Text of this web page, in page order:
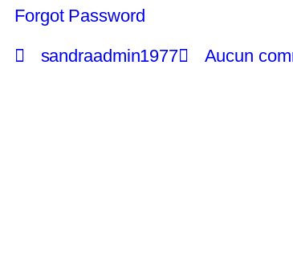
Forgot Password
sandraadmin1977
Aucun